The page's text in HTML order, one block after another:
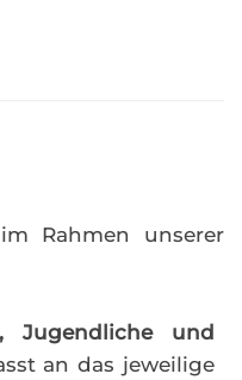
Rahmen unserer
Jugendliche und
an das jeweilige